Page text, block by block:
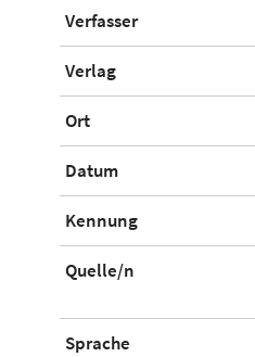
Verfasser
Verlag
Ort
Datum
Kennung
Quelle/n
Sprache